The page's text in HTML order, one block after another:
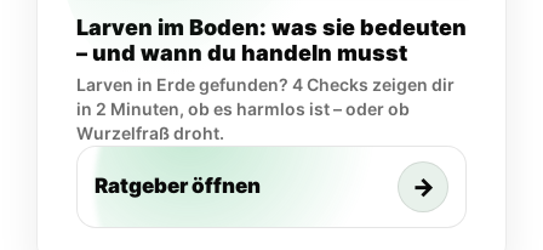
Larven im Boden: was sie bedeuten
– und wann du handeln musst
Larven in Erde gefunden? 4 Checks zeigen dir
in 2 Minuten, ob es harmlos ist – oder ob
Wurzelfraß droht.
Ratgeber öffnen →